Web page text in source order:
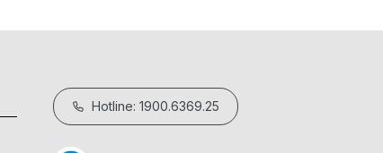
Hotline: 1900.6369.25